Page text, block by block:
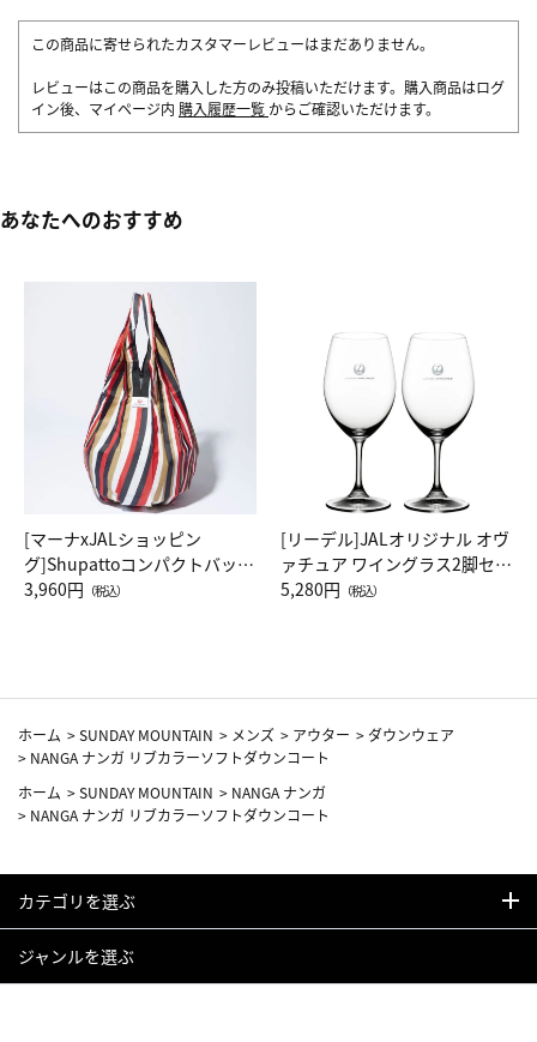
この商品に寄せられたカスタマーレビューはまだありません。
レビューはこの商品を購入した方のみ投稿いただけます。購入商品はログ
イン後、マイページ内 購入履歴一覧 からご確認いただけます。
あなたへのおすすめ
[マーナxJALショッピン
グ]Shupattoコンパクトバッグ
Drop JAL客室乗務員（LC）ス
3,960円 （税込）
[リーデル]JALオリジナル オヴ
ァチュア ワイングラス2脚セッ
ト（レッドワイン）
5,280円 （税込）
ホーム >SUNDAY MOUNTAIN > メンズ > アウター > ダウンウェア
> NANGA ナンガ リブカラーソフトダウンコート
ホーム >SUNDAY MOUNTAIN > NANGA ナンガ
> NANGA ナンガ リブカラーソフトダウンコート
カテゴリを選ぶ
ジャンルを選ぶ